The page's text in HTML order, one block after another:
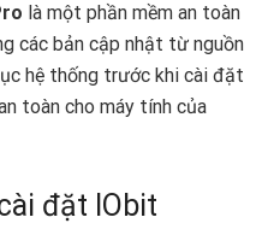
là một phần mềm an toàn
các bản cập nhật từ nguồn
hệ thống trước khi cài đặt
toàn cho máy tính của
đặt IObit